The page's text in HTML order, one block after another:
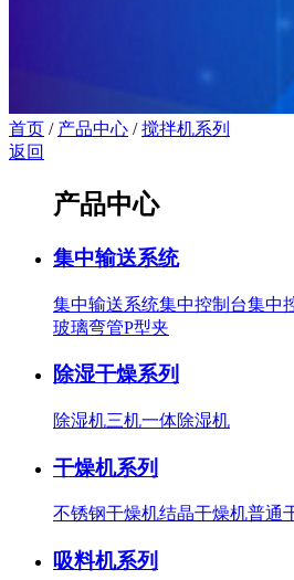
首页 / 产品中心 /搅拌机系列
返回
产品中心
集中输送系统
集中输送系统集中控制台集中
玻璃弯管P型夹
除湿干燥系列
除湿机三机一体除湿机
干燥机系列
不锈钢干燥机结晶干燥机普通
吸料机系列